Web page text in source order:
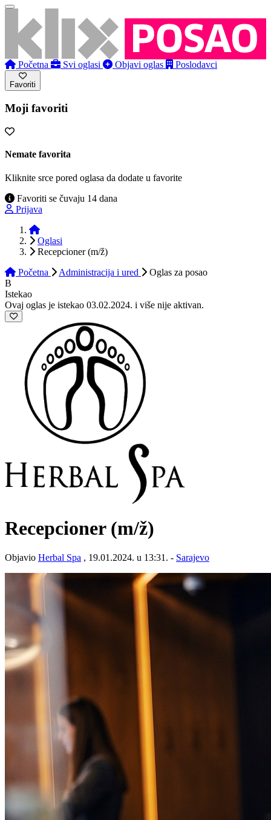
Početna Svi oglasi Objavi oglas Poslodavci
Favoriti
Moji favoriti
Nemate favorita
Kliknite srce pored oglasa da dodate u favorite
Favoriti se čuvaju 14 dana
Prijava
Početna
Oglasi
Recepcioner (m/ž)
Početna
Administracija i ured Oglas za posao
B
Istekao
Ovaj oglas je istekao 03.02.2024. i više nije aktivan.
Recepcioner (m/ž)
Objavio Herbal Spa , 19.01.2024. u 13:31. - Sarajevo